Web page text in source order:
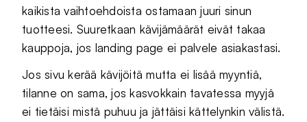
kaikista vaihtoehdoista ostamaan juuri sinun
tuotteesi. Suuretkaan kävijämäärät eivät takaa
kauppoja, jos landing page ei palvele asiakastasi.
Jos sivu kerää kävijöitä mutta ei lisää myyntiä,
tilanne on sama, jos kasvokkain tavatessa myyjä
ei tietäisi mistä puhuu ja jättäisi kättelynkin välistä.